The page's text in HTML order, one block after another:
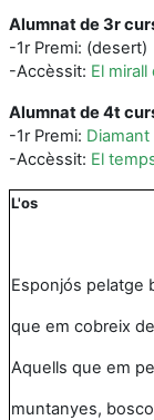
Alumnat de 3r
-1r Premi: (desert)
-Accèssit: El
Alumnat de 4t
-1r Premi:
-Accèssit: El
L'os
Esponjós pelatge
que em cobreix
Aquells que em
muntanyes,